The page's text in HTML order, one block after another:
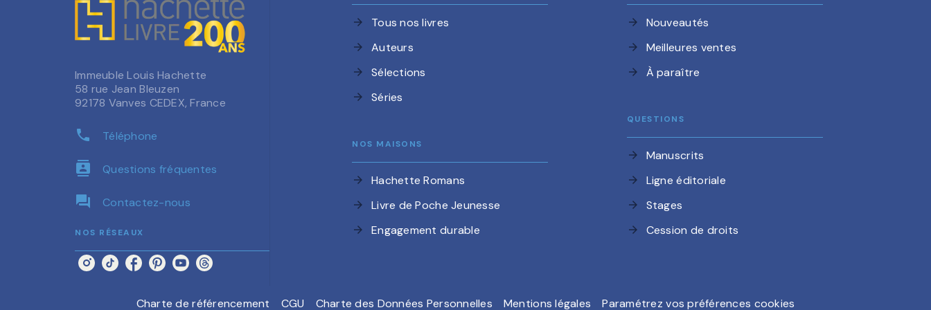
Immeuble Louis Hachette
58 rue Jean Bleuzen
92178 Vanves CEDEX, France
phone Téléphone
contacts Questions fréquentes
question_answer Contactez-nous
NOS RÉSEAUX
arrow_forward Tous nos livres
arrow_forward Auteurs
arrow_forward Sélections
arrow_forward Séries
NOS MAISONS
arrow_forward Hachette Romans
arrow_forward Livre de Poche Jeunesse
arrow_forward Engagement durable
arrow_forward Nouveautés
arrow_forward Meilleures ventes
arrow_forward À paraître
QUESTIONS
arrow_forward Manuscrits
arrow_forward Ligne éditoriale
arrow_forward Stages
arrow_forward Cession de droits
Charte de référencement CGU Charte des Données Personnelles Mentions légales Paramétrez vos préférences cookies